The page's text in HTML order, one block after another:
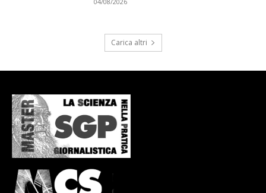
Carica altri